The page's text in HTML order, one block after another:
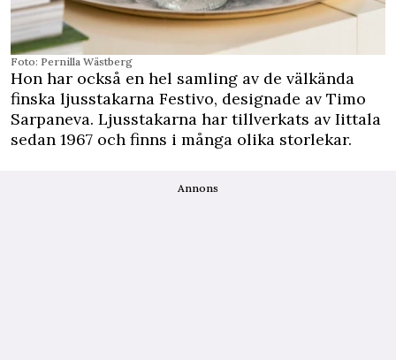
Foto: Pernilla Wästberg
Hon har också en hel samling av de välkända
finska ljusstakarna Festivo, designade av Timo
Sarpaneva. Ljusstakarna har tillverkats av Iittala
sedan 1967 och finns i många olika storlekar.
Annons